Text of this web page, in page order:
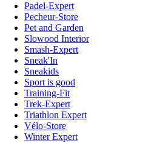
Padel-Expert
Pecheur-Store
Pet and Garden
Slowood Interior
Smash-Expert
Sneak'In
Sneakids
Sport is good
Training-Fit
Trek-Expert
Triathlon Expert
Vélo-Store
Winter Expert